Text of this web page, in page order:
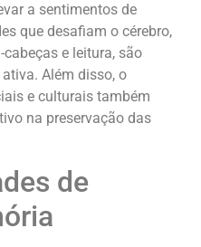
a sentimentos de
que desafiam o cérebro,
e leitura, são
Além disso, o
e culturais também
na preservação das
de